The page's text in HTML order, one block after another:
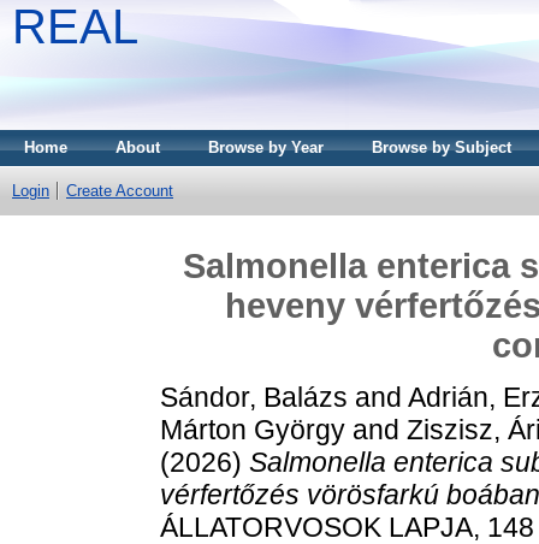
REAL
Home About Browse by Year Browse by Subject
Login Create Account
Salmonella enterica
heveny
Sándor, Balázs and Adrián,
Márton György and Ziszisz,
(2026) Salmonella enterica
vérfertőzés vörösfarkú
ÁLLATORVOSOK LAPJA,